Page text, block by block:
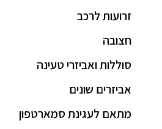
זרועות לרכב
חצובה
סוללות ואביזרי טעינה
אביזרים שונים
מתאם לעגינת סמארטפון